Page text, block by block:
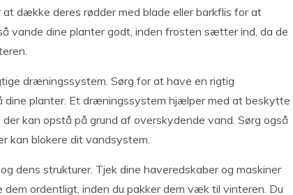
dække deres rødder med blade eller barkflis for at
vande dine planter godt, inden frosten sætter ind, da de
dræningssystem. Sørg for at have en rigtig
dine planter. Et dræningssystem hjælper med at beskytte
kan opstå på grund af overskydende vand. Sørg også
kan blokere dit vandsystem.
dens strukturer. Tjek dine haveredskaber og maskiner
ordentligt, inden du pakker dem væk til vinteren. Du